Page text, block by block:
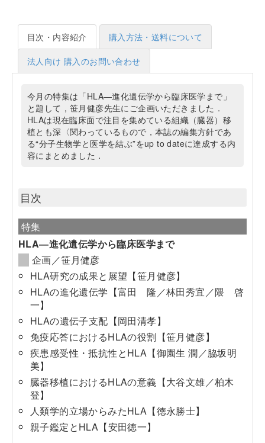
目次・内容紹介 購入方法・送料について
法人向け 購入のお問い合わせ
今月の特集は「HLA—進化遺伝学から臨床医学まで」
と題して，笹月健彦先生にご企画いただきました．
HLAは現在臨床面で注目を集めている組織（臓器）移
植とも深〈関わっているもので，本誌の編集方針であ
る“分子生物学と医学を結ぶ”をup to dateに達成する内
容にまとめました．
目次
特集
HLA―進化遺伝学から臨床医学まで
企画／笹月健彦
HLA研究の成果と展望【笹月健彦】
HLAの進化遺伝学【富田 隆／林田秀宜／隈 啓
一】
HLAの遺伝子支配【岡田清孝】
免疫応答におけるHLAの役割【笹月健彦】
疾患感受性・抵抗性とHLA【御園生 潤／脇坂明
美】
臓器移植におけるHLAの意義【大谷文雄／柏木
登】
人類学的立場からみたHLA【徳永勝士】
親子鑑定とHLA【安田徳一】